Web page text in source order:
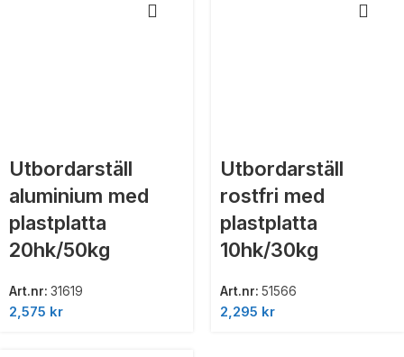
Utbordarställ
aluminium med
plastplatta
20hk/50kg
Art.nr: 31619
2,575 kr
Utbordarställ
rostfri med
plastplatta
10hk/30kg
Art.nr: 51566
2,295 kr